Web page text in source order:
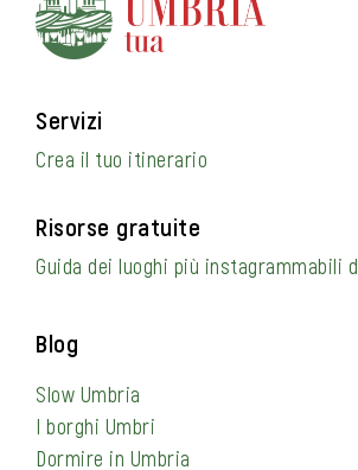
Servizi
Crea il tuo itinerario
Risorse gratuite
Guida dei luoghi più instagrammabili
Blog
Slow Umbria
I borghi Umbri
Dormire in Umbria